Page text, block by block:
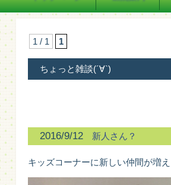
1 / 1 1
ちょっと雑談(´∀`)
2016/9/12 新人さん？
キッズコーナーに新しい仲間が増